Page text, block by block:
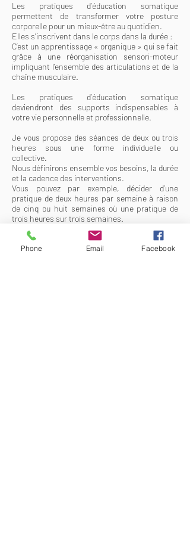
Les pratiques d’éducation somatique
permettent de transformer votre posture
corporelle pour un mieux-être au quotidien.
Elles s’inscrivent dans le corps dans la durée :
C’est un apprentissage « organique » qui se fait
grâce à une réorganisation sensori-moteur
impliquant l’ensemble des articulations et de la
chaîne musculaire.
Les pratiques d’éducation somatique
deviendront des supports indispensables à
votre vie personnelle et professionnelle.
Je vous propose des séances de deux ou trois
heures sous une forme individuelle ou
collective.
Nous définirons ensemble vos besoins, la durée
et la cadence des interventions.
Vous pouvez par exemple, décider d’une
pratique de deux heures par semaine à raison
de cinq ou huit semaines où une pratique de
trois heures sur trois semaines.
Les tarifs vont de 30 à 80 euros selon les
situations et si ce sont des séances
Phone Email Facebook